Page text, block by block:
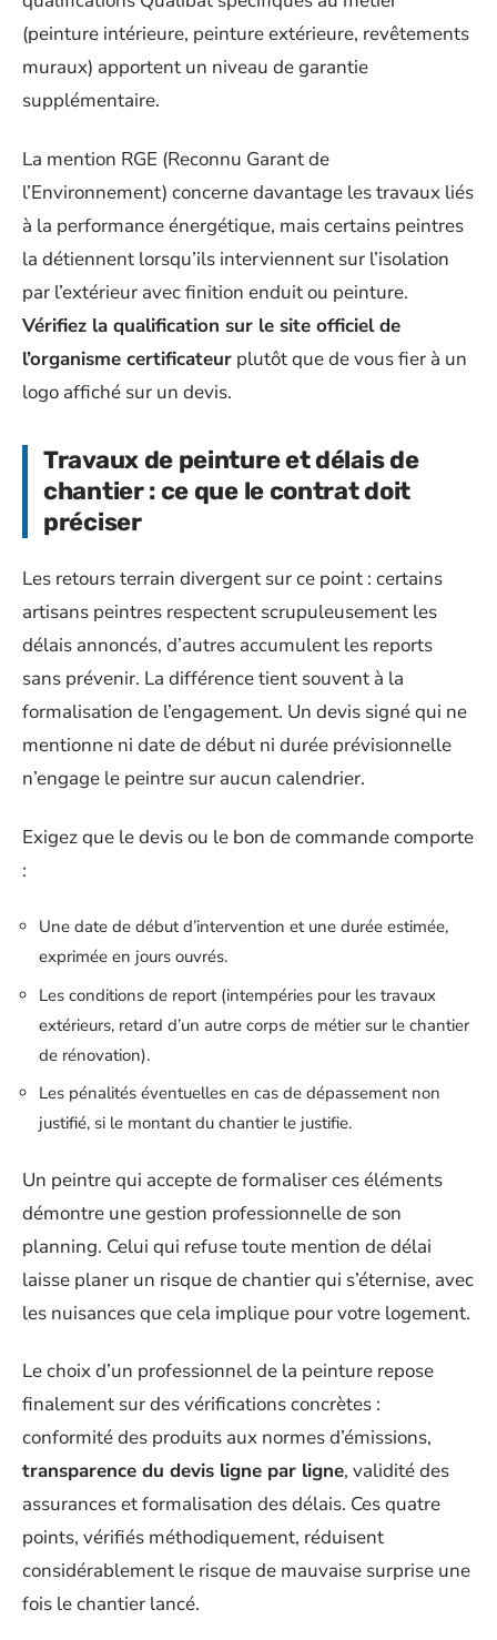
(peinture intérieure, peinture extérieure, revêtements
muraux) apportent un niveau de garantie
supplémentaire.
La mention RGE (Reconnu Garant de
l’Environnement) concerne davantage les travaux liés
à la performance énergétique, mais certains peintres
la détiennent lorsqu’ils interviennent sur l’isolation
par l’extérieur avec finition enduit ou peinture.
Vérifiez la qualification sur le site officiel de
l’organisme certificateur plutôt que de vous fier à un
logo affiché sur un devis.
Travaux de peinture et délais de
chantier : ce que le contrat doit
préciser
Les retours terrain divergent sur ce point : certains
artisans peintres respectent scrupuleusement les
délais annoncés, d’autres accumulent les reports
sans prévenir. La différence tient souvent à la
formalisation de l’engagement. Un devis signé qui ne
mentionne ni date de début ni durée prévisionnelle
n’engage le peintre sur aucun calendrier.
Exigez que le devis ou le bon de commande comporte
:
Une date de début d’intervention et une durée estimée,
exprimée en jours ouvrés.
Les conditions de report (intempéries pour les travaux
extérieurs, retard d’un autre corps de métier sur le chantier
de rénovation).
Les pénalités éventuelles en cas de dépassement non
justifié, si le montant du chantier le justifie.
Un peintre qui accepte de formaliser ces éléments
démontre une gestion professionnelle de son
planning. Celui qui refuse toute mention de délai
laisse planer un risque de chantier qui s’éternise, avec
les nuisances que cela implique pour votre logement.
Le choix d’un professionnel de la peinture repose
finalement sur des vérifications concrètes :
conformité des produits aux normes d’émissions,
transparence du devis ligne par ligne, validité des
assurances et formalisation des délais. Ces quatre
points, vérifiés méthodiquement, réduisent
considérablement le risque de mauvaise surprise une
fois le chantier lancé.